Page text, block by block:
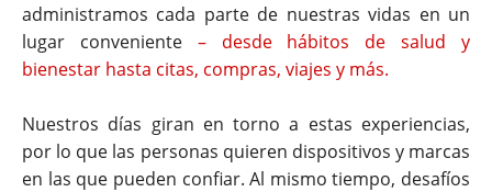
administramos cada parte de nuestras vidas en un
lugar conveniente – desde hábitos de salud y
bienestar hasta citas, compras, viajes y más.
Nuestros días giran en torno a estas experiencias,
por lo que las personas quieren dispositivos y marcas
en las que pueden confiar. Al mismo tiempo, desafíos